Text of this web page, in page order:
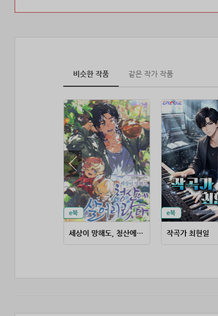
비슷한 작품 같은 작가 작품
세상이 망해도, 청산에 살어리랏다 작곡가 최현일